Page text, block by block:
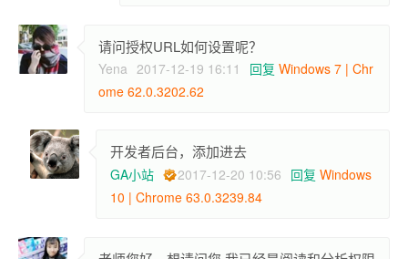
请问授权URL如何设置呢？
Yena 2017-12-19 16:11 回复 Windows 7 | Chr
ome 62.0.3202.62
开发者后台，添加进去
GA小站 2017-12-20 10:56 回复 Windows
10 | Chrome 63.0.3239.84